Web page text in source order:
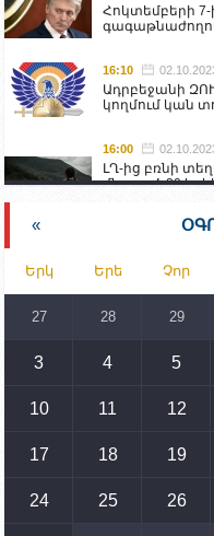
Հոկտեմբերի
16:10
Ադրբեջանի
կողմում կան
16:00
ԼՂ-ից բռնի
մնացած 20
Իրանը կողմ է
զարգացմանը,
սահմանների
15:10 02.10.2023
պատգամավորը
14:54 02.10.2023
տեղակայված
«
Երկ Երե Չոր
27 28 29
3 4 5
10 11 12
17 18 19
24 25 26